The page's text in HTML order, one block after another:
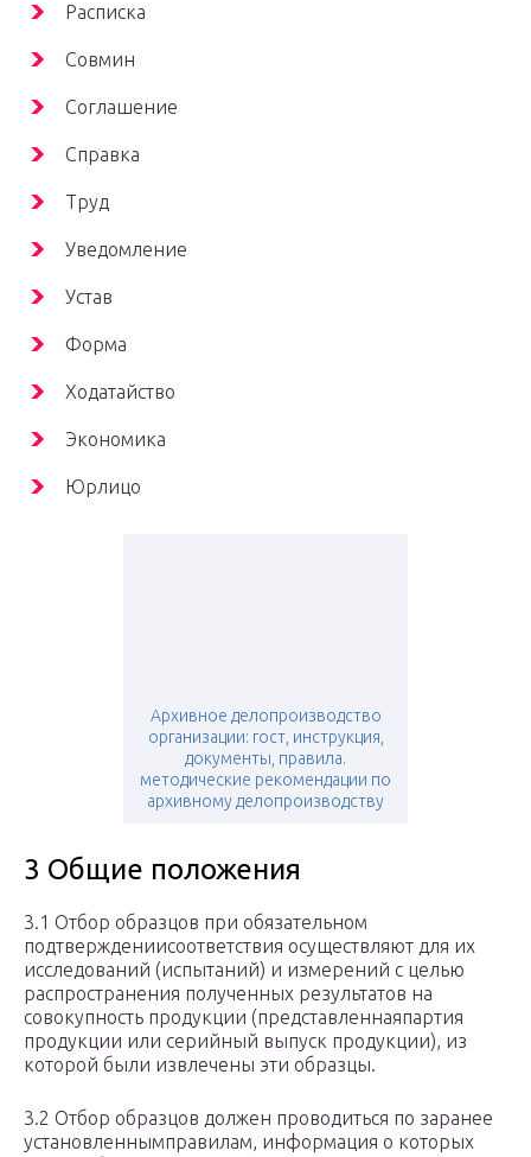
Расписка
Совмин
Соглашение
Справка
Труд
Уведомление
Устав
Форма
Ходатайство
Экономика
Юрлицо
Архивное делопроизводство
организации: гост, инструкция,
документы, правила.
методические рекомендации по
архивному делопроизводству
3 Общие положения
3.1 Отбор образцов при обязательном
подтверждениисоответствия осуществляют для их
исследований (испытаний) и измерений с целью
распространения полученных результатов на
совокупность продукции (представленнаяпартия
продукции или серийный выпуск продукции), из
которой были извлечены эти образцы.
3.2 Отбор образцов должен проводиться по заранее
установленнымправилам, информация о которых